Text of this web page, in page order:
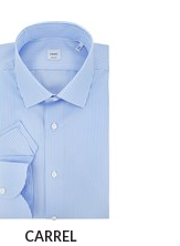
CARREL